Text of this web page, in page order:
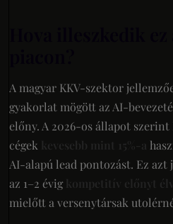
A magyar KKV-szektor
gyakorlat mögött az AI-
előny. A 2026-os állapot szerint
cégek
kevesebb mint 15%-a
AI-alapú lead pontozást. Ez
az 1–2 évig
kompetitív előnyt
mielőtt a versenytársak